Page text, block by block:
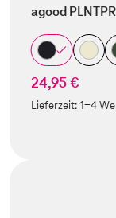
agood
24,95 €
Lieferzeit:1-4